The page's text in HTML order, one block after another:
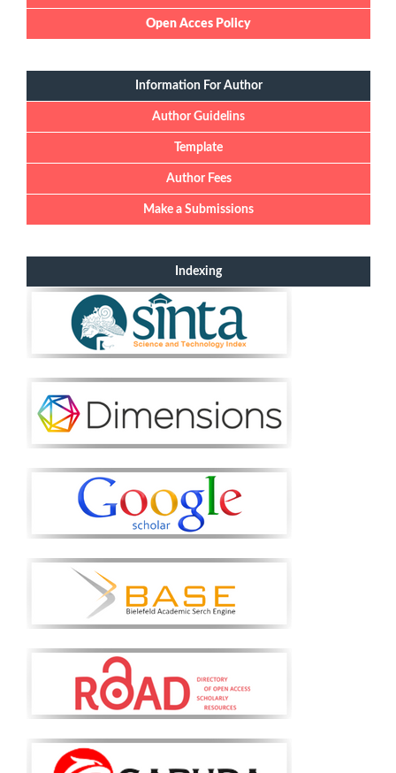
Open Acces Policy
Information For Author
Author Guidelins
Template
Author Fees
Make a Submissions
Indexing